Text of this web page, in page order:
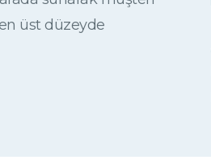
üst düzeyde